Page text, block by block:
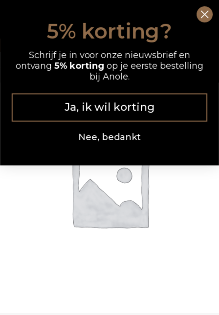
inhoud
5% korting?
Schrijf je in voor onze nieuwsbrief en
ontvang5% korting op je eerste bestelling
bij Anole.
Ja, ik wil korting
Nee, bedankt